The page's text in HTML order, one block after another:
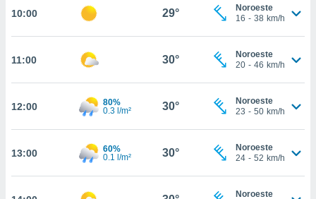
todas
nos
y análisis
como
y
en
10:00 29°
Noroeste
16 - 38 km/h
11:00 30°
Noroeste
20 - 46 km/h
12:00
80%
0.3 l/m²
30°
Noroeste
23 - 50 km/h
13:00
60%
0.1 l/m²
30°
Noroeste
24 - 52 km/h
Noroeste